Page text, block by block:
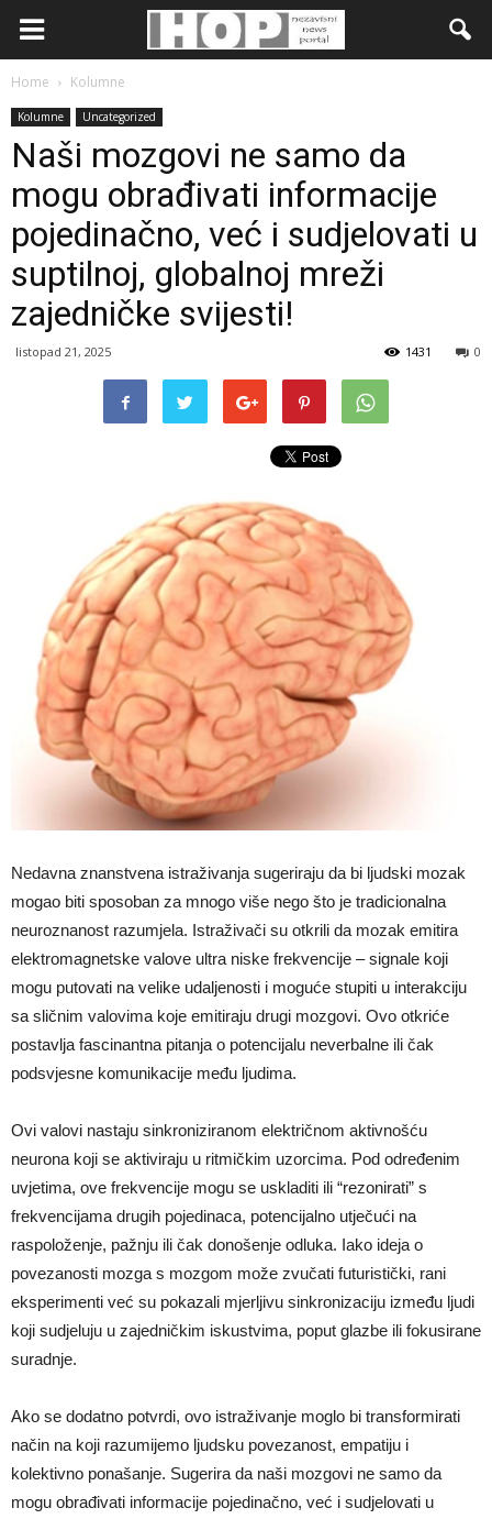
Home Kolumne
Kolumne Uncategorized
Naši mozgovi ne samo da
mogu obrađivati ​​informacije
pojedinačno, već i sudjelovati u
suptilnoj, globalnoj mreži
zajedničke svijesti!
listopad 21, 2025 0
1431
Nedavna znanstvena istraživanja sugeriraju da bi ljudski mozak
mogao biti sposoban za mnogo više nego što je tradicionalna
neuroznanost razumjela. Istraživači su otkrili da mozak emitira
elektromagnetske valove ultra niske frekvencije – signale koji
mogu putovati na velike udaljenosti i moguće stupiti u interakciju
sa sličnim valovima koje emitiraju drugi mozgovi. Ovo otkriće
postavlja fascinantna pitanja o potencijalu neverbalne ili čak
podsvjesne komunikacije među ljudima.
Ovi valovi nastaju sinkroniziranom električnom aktivnošću
neurona koji se aktiviraju u ritmičkim uzorcima. Pod određenim
uvjetima, ove frekvencije mogu se uskladiti ili “rezonirati” s
frekvencijama drugih pojedinaca, potencijalno utječući na
raspoloženje, pažnju ili čak donošenje odluka. Iako ideja o
povezanosti mozga s mozgom može zvučati futuristički, rani
eksperimenti već su pokazali mjerljivu sinkronizaciju između ljudi
koji sudjeluju u zajedničkim iskustvima, poput glazbe ili fokusirane
suradnje.
Ako se dodatno potvrdi, ovo istraživanje moglo bi transformirati
način na koji razumijemo ljudsku povezanost, empatiju i
kolektivno ponašanje. Sugerira da naši mozgovi ne samo da
mogu obrađivati informacije pojedinačno, već i sudjelovati u